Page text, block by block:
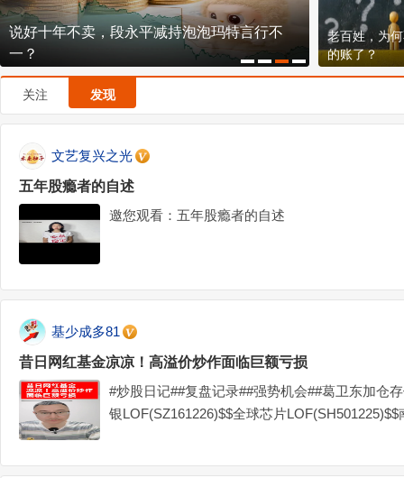
说好十年不卖，段永平减持泡泡玛特言行不
一？
150.8元！
不贵？
老百姓，为
的账了？
关注 发现
文艺复兴之光
五年股瘾者的自述
邀您观看：五年股瘾者的自述
基少成多81
昔日网红基金凉凉！高溢价炒作面临巨额亏损
#炒股日记##复盘记录##强势机会##葛卫东加仓
银LOF(SZ161226)$$全球芯片